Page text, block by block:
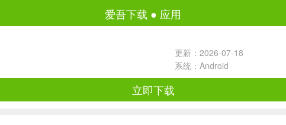
爱吾下载 ● 应用
更新：2026-07-18
系统：Android
立即下载